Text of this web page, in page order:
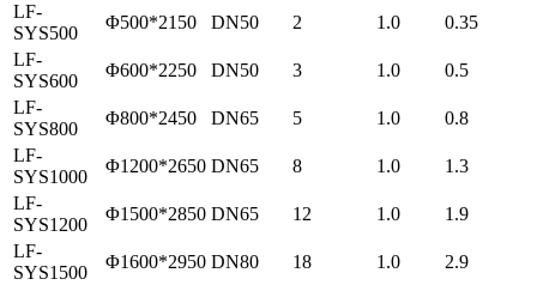
LF-
SYS500
Φ500*2150 DN50 2 1.0
0.35
LF-
SYS600
Φ600*2250 DN50 3 1.0
0.5
LF-
SYS800
Φ800*2450 DN65 5 1.0
0.8
LF-
SYS1000
Φ1200*2650 DN65 8 1.0
1.3
LF-
SYS1200
Φ1500*2850 DN65 12 1.0
1.9
LF-
SYS1500
Φ1600*2950 DN80 18 1.0
2.9